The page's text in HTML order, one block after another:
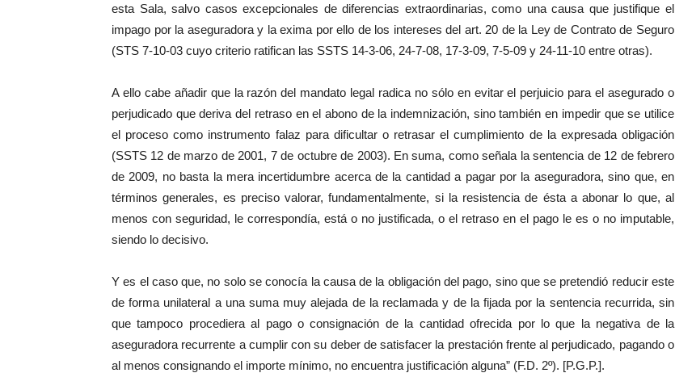
esta Sala, salvo casos excepcionales de diferencias extraordinarias, como una causa que justifique el
impago por la aseguradora y la exima por ello de los intereses del art. 20 de la Ley de Contrato de Seguro
(STS 7-10-03 cuyo criterio ratifican las SSTS 14-3-06, 24-7-08, 17-3-09, 7-5-09 y 24-11-10 entre otras).
A ello cabe añadir que la razón del mandato legal radica no sólo en evitar el perjuicio para el asegurado o
perjudicado que deriva del retraso en el abono de la indemnización, sino también en impedir que se utilice
el proceso como instrumento falaz para dificultar o retrasar el cumplimiento de la expresada obligación
(SSTS 12 de marzo de 2001, 7 de octubre de 2003). En suma, como señala la sentencia de 12 de febrero
de 2009, no basta la mera incertidumbre acerca de la cantidad a pagar por la aseguradora, sino que, en
términos generales, es preciso valorar, fundamentalmente, si la resistencia de ésta a abonar lo que, al
menos con seguridad, le correspondía, está o no justificada, o el retraso en el pago le es o no imputable,
siendo lo decisivo.
Y es el caso que, no solo se conocía la causa de la obligación del pago, sino que se pretendió reducir este
de forma unilateral a una suma muy alejada de la reclamada y de la fijada por la sentencia recurrida, sin
que tampoco procediera al pago o consignación de la cantidad ofrecida por lo que la negativa de la
aseguradora recurrente a cumplir con su deber de satisfacer la prestación frente al perjudicado, pagando o
al menos consignando el importe mínimo, no encuentra justificación alguna” (F.D. 2º). [P.G.P.].